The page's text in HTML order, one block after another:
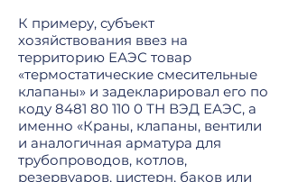
К примеру, субъект
хозяйствования ввез на
территорию ЕАЭС товар
«термостатические смесительные
клапаны» и задекларировал его по
коду 8481 80 110 0 ТН ВЭД ЕАЭС, а
именно «Краны, клапаны, вентили
и аналогичная арматура для
трубопроводов, котлов,
резервуаров, цистерн, баков или